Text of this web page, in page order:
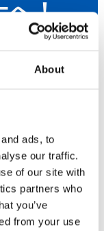
About
ads, to
our traffic.
of our site with
partners who
you’ve
from your use
へ！
！